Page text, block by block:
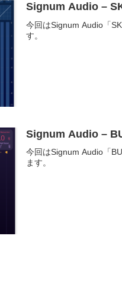
Signum Audio –
今回はSignum Audio「
す。
Signum Audio –
今回はSignum Audio「
ます。